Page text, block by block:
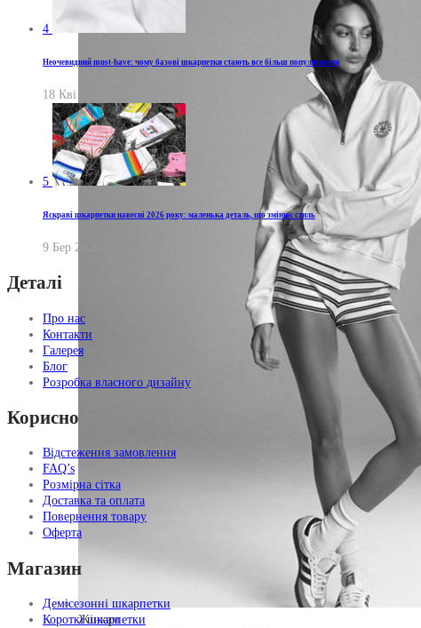
Жінкам
4
Неочевидний must-have: чому базові шкарпетки стають все більш популярними
18 Кві 2026
5
Яскраві шкарпетки навесні 2026 року: маленька деталь, що змінює стиль
9 Бер 2026
Деталі
Про нас
Контакти
Галерея
Блог
Розробка власного дизайну
Корисно
Відстеження замовлення
FAQ’s
Розмірна сітка
Доставка та оплата
Повернення товару
Оферта
Магазин
Демісезонні шкарпетки
Короткі шкарпетки